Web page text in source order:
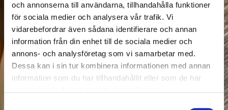
och annonserna till användarna, tillhandahålla funktioner
för sociala medier och analysera vår trafik. Vi
vidarebefordrar även sådana identifierare och annan
information från din enhet till de sociala medier och
annons- och analysföretag som vi samarbetar med.
Dessa kan i sin tur kombinera informationen med annan
information som du har tillhandahållit eller som de har